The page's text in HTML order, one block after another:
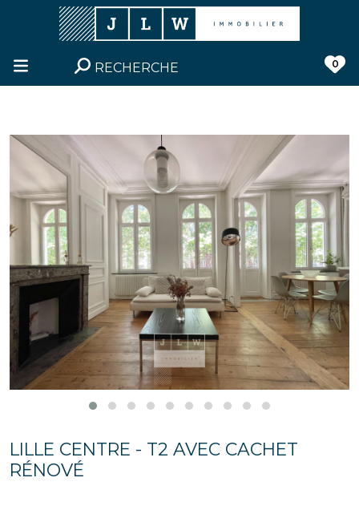
RECHERCHE 0
LILLE CENTRE - T2 AVEC CACHET
RÉNOVÉ